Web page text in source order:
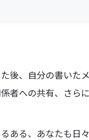
後、自分の書いた
者への共有、さら
ある、あなたも日